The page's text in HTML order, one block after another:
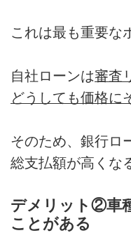
これは最も重要な
自社ローンは審査
どうしても価格に
そのため、銀行ロ
総支払額が高くな
デメリット②車
ことがある